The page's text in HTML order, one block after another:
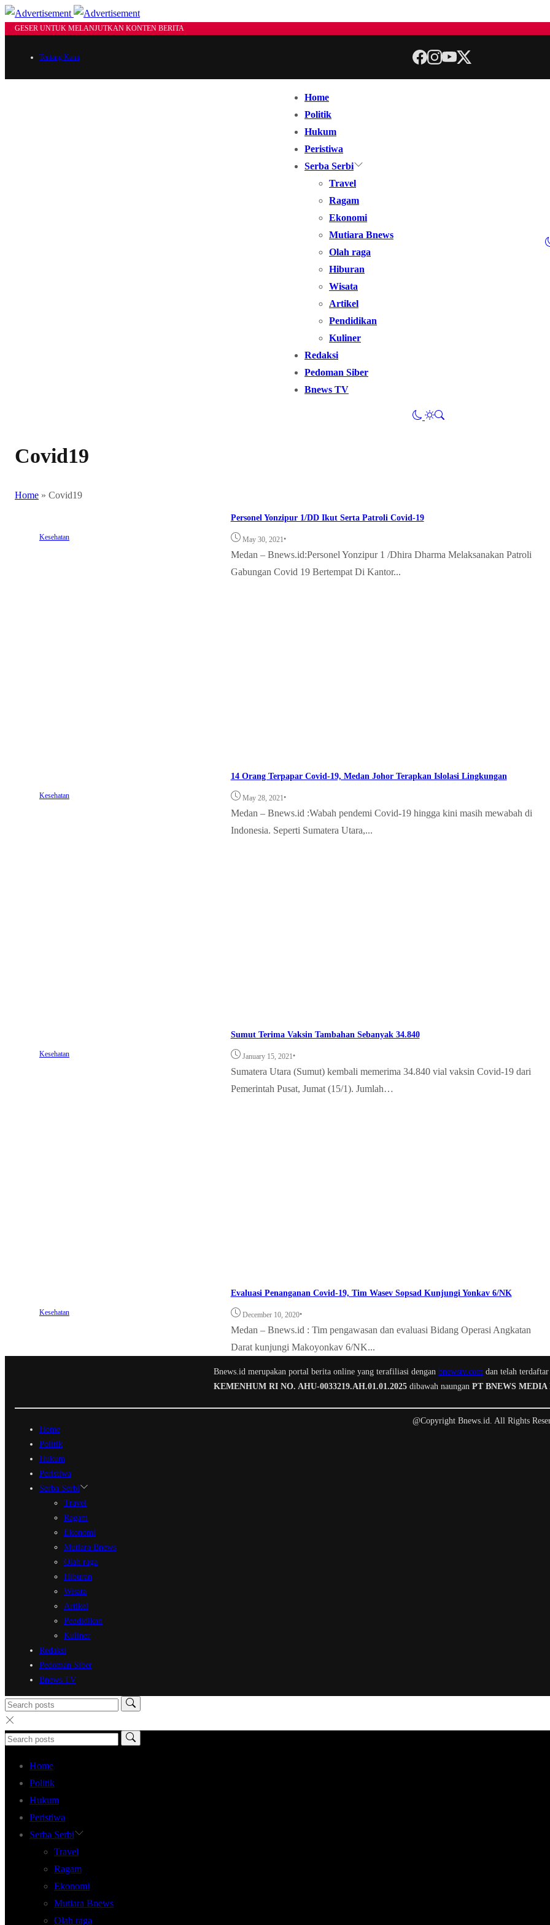
GESER UNTUK MELANJUTKAN KONTEN BERITA
Tentang Kami
Home
Politik
Hukum
Peristiwa
Serba Serbi
Travel
Ragam
Ekonomi
Mutiara Bnews
Olah raga
Hiburan
Wisata
Artikel
Pendidikan
Kuliner
Redaksi
Pedoman Siber
Bnews TV
Covid19
Home » Covid19
Kesehatan
Personel Yonzipur 1/DD Ikut Serta Patroli Covid-19
May 30, 2021•
Medan – Bnews.id:Personel Yonzipur 1 /Dhira Dharma Melaksanakan Patroli
Gabungan Covid 19 Bertempat Di Kantor...
Kesehatan
14 Orang Terpapar Covid-19, Medan Johor Terapkan Islolasi Lingkungan
May 28, 2021•
Medan – Bnews.id :Wabah pendemi Covid-19 hingga kini masih mewabah di
Indonesia. Seperti Sumatera Utara,...
Kesehatan
Sumut Terima Vaksin Tambahan Sebanyak 34.840
January 15, 2021•
Sumatera Utara (Sumut) kembali memerima 34.840 vial vaksin Covid-19 dari
Pemerintah Pusat, Jumat (15/1). Jumlah…
Kesehatan
Evaluasi Penanganan Covid-19, Tim Wasev Sopsad Kunjungi Yonkav 6/NK
December 10, 2020•
Medan – Bnews.id : Tim pengawasan dan evaluasi Bidang Operasi Angkatan
Darat kunjungi Makoyonkav 6/NK...
Bnews.id merupakan portal berita online yang terafiliasi dengan bnewstv.com dan telah terdaftar
KEMENHUM RI NO. AHU-0033219.AH.01.01.2025 dibawah naungan PT BNEWS MEDIA
Home
Politik
Hukum
Peristiwa
Serba Serbi
Travel
Ragam
Ekonomi
Mutiara Bnews
Olah raga
Hiburan
Wisata
Artikel
Pendidikan
Kuliner
Redaksi
Pedoman Siber
Bnews TV
@Copyright Bnews.id. All Rights
Home
Politik
Hukum
Peristiwa
Serba Serbi
Travel
Ragam
Ekonomi
Mutiara Bnews
Olah raga